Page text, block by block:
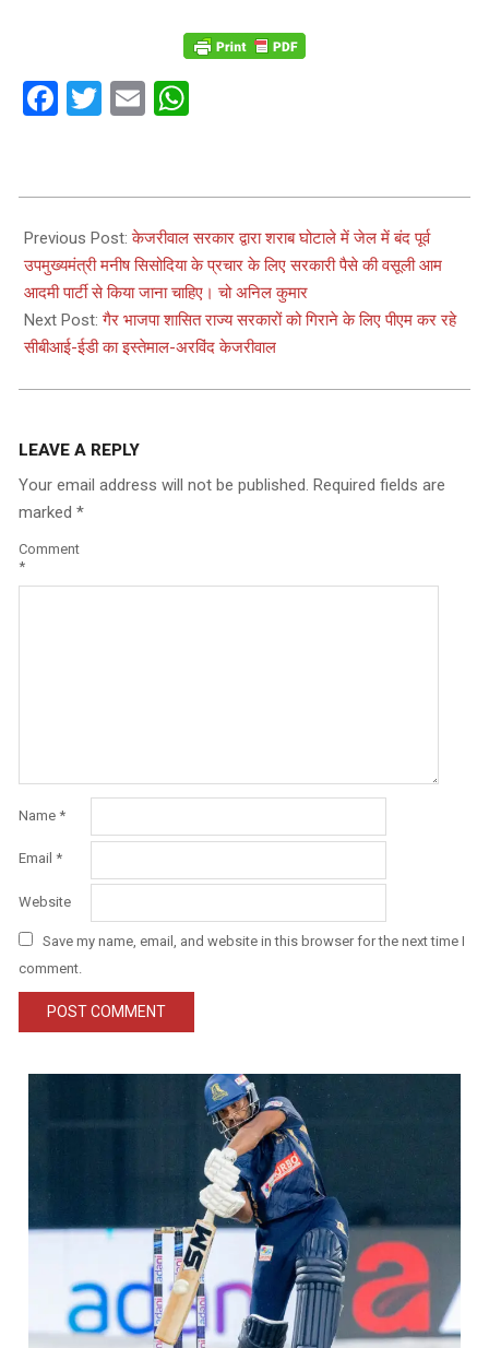
Facebook
Twitter
Email
03-
05
Previous Post:केजरीवाल सरकार द्वारा शराब घोटाले में जेल में बंद पूर्व
उपमुख्यमंत्री मनीष सिसोदिया के प्रचार के लिए सरकारी पैसे की वसूली आम
आदमी पार्टी से किया जाना चाहिए। चो अनिल कुमार
Next Post:गैर भाजपा शासित राज्य सरकारों को गिराने के लिए पीएम कर रहे
सीबीआई-ईडी का इस्तेमाल-अरविंद केजरीवाल
LEAVE A REPLY
Your email address will not be published. Required fields are
marked *
Comment
*
Name *
Email *
Website
Save my name, email, and website in this browser for the next time I
comment.